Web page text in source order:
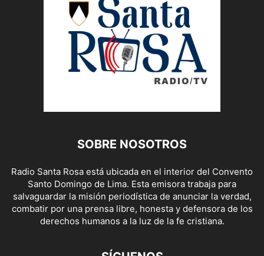
SOBRE NOSOTROS
Radio Santa Rosa está ubicada en el interior del Convento
Santo Domingo de Lima. Esta emisora trabaja para
salvaguardar la misión periodística de anunciar la verdad,
combatir por una prensa libre, honesta y defensora de los
derechos humanos a la luz de la fe cristiana.